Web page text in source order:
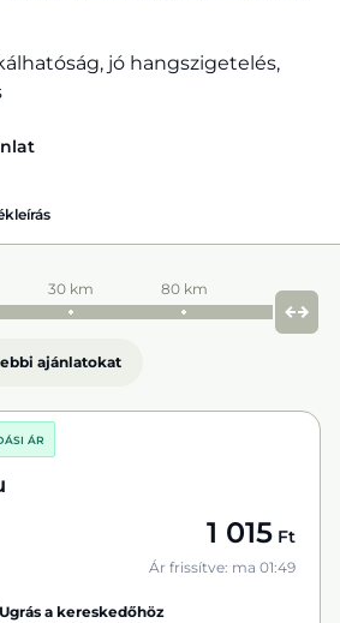
jó hangszigetelés,
30 km 80 km
ajánlatokat
ÁR
1 015 Ft
Ár frissítve: ma 01:49
Ugrás a kereskedőhöz